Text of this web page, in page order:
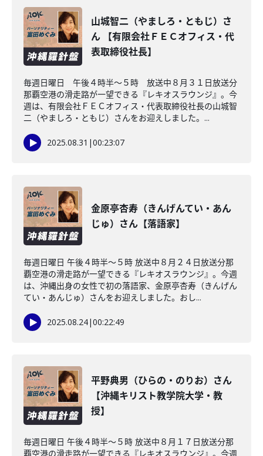
山城智二（やましろ・ともじ）さ
ん 【有限会社ＦＥＣオフィス・代
表取締役社長】
毎週日曜日 午後４時半～５時 放送中８月３１日放送分
那覇空港の滑走路が一望できる『レキオスラウンジ』。今
週は、有限会社ＦＥＣオフィス・代表取締役社長の山城智
二（やましろ・ともじ）さんをお迎えしました。...
2025.08.31 |00:23:07
金原亭杏寿（きんげんてい・あん
じゅ）さん【落語家】
毎週日曜日 午後４時半～５時 放送中８月２４日放送分那
覇空港の滑走路が一望できる『レキオスラウンジ』。今週
は、沖縄出身の女性で初の落語家、金原亭杏寿（きんげん
てい・あんじゅ）さんをお迎えしました。おし...
2025.08.24|00:22:49
平野典男（ひらの・のりお）さん
【沖縄キリスト教学院大学・教
授】
毎週日曜日 午後４時半～５時 放送中８月１７日放送分那
覇空港の滑走路が一望できる『レキオスラウンジ』。今週